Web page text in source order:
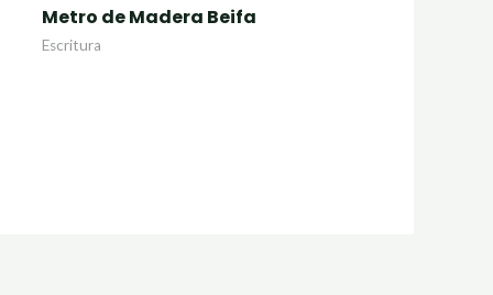
Valorado
con
0
de
Metro de Madera Beifa
Escritura